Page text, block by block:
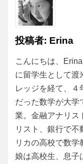
投稿者: Erina
こんにちは、
に留学生として渡
レッジを経て、４
だった数学が大学
業。金融アナリス
リスト、銀行で不
リカの高校で数学
娘は高校生、息子